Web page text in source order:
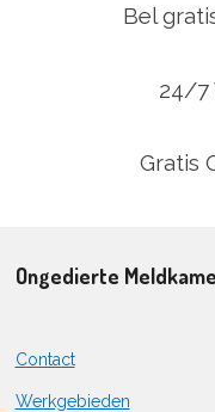
Bel
24/7
Gratis
Ongedierte
Contact
Werkgebieden